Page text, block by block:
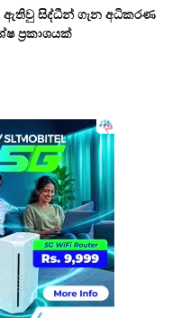
ඇතිවු සිද්ධීන් ගැන අධිකරණ
ප්‍රකාශයක්